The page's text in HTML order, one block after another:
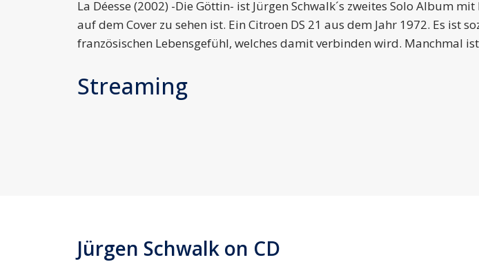
La Déesse (2002) -Die Göttin- ist Jürgen Schwalk´s zweites Solo Album
auf dem Cover zu sehen ist. Ein Citroen DS 21 aus dem Jahr 1972. Es ist
französischen Lebensgefühl, welches damit verbinden wird. Manchmal ist
Streaming
Jürgen Schwalk on CD